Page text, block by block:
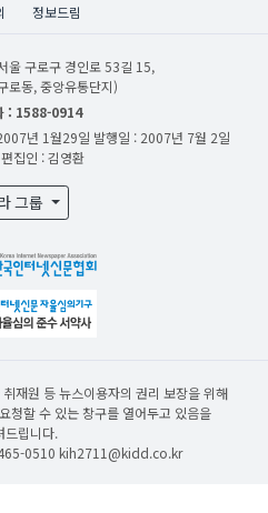
정보드림
울 구로구 경인로 53길 15,
로동, 중앙유통단지)
: 1588-0914
년 1월29일 발행일 : 2007년 7월 2일
집인 : 김영환
그룹
재원 등 뉴스이용자의 권리 보장을 위해
청할 수 있는 창구를 열어두고 있음을
드립니다.
0510 kih2711@kidd.co.kr